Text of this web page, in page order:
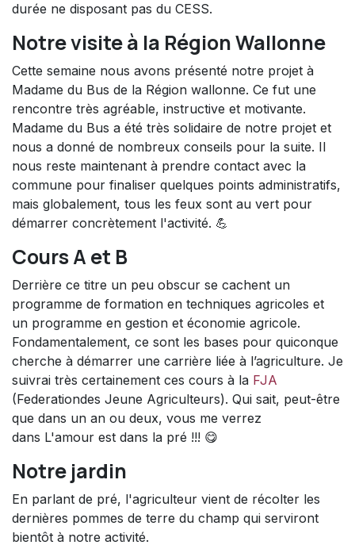
durée ne disposant pas du CESS.
Notre visite à la Région Wallonne​
Cette semaine nous avons présenté notre projet à
Madame du Bus de la Région wallonne. Ce fut une
rencontre très agréable, instructive et motivante.
Madame du Bus a été très solidaire de notre projet et
nous a donné de nombreux conseils pour la suite. Il
nous reste maintenant à prendre contact avec la
commune pour finaliser quelques points administratifs,
mais globalement, tous les feux sont au vert pour
démarrer concrètement l'activité. 💪​
Cours A et B
Derrière ce titre un peu obscur se cachent un
programme de formation en techniques agricoles et
un programme en gestion et économie agricole.
Fondamentalement, ce sont les bases pour quiconque
cherche à démarrer une carrière liée à l’agriculture. Je
suivrai très certainement ces cours à la​ FJA
(Federationdes Jeune Agriculteurs). Qui sait, peut-être
que dans un an ou deux, vous me verrez
dans L'amour est dans la pré !!! 😋
Notre jardin​
En parlant de pré, l'agriculteur vient de récolter les
dernières pommes de terre du champ qui serviront
bientôt à notre activité.​